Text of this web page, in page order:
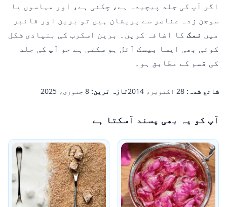
اگر آپ کی جلد پیچیدہ ہے، چکنی ہے، اور مہاسوں یا
سوجن زدہ عناصر سے پریشان ہیں تو برین اور فائبر
میں نمک کا اضافہ کریں۔ برین اسکرب کی بنیادی شکل
کوئی بھی ایسا بیسک آئل ہو سکتی ہے جو آپ کی جلد
کی قسم کے مطابق ہو۔
شائع شدہ: 28 اکتوبر، 2014 تازہ ترین: 8 جنوری، 2025
آپ کو یہ بھی پسند آسکتا ہے